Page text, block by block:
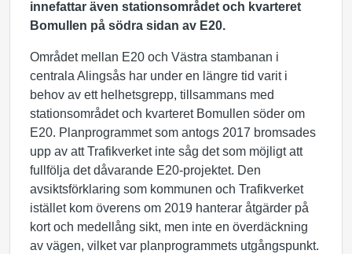
innefattar även stationsområdet och kvarteret
Bomullen på södra sidan av E20.
Området mellan E20 och Västra stambanan i
centrala Alingsås har under en längre tid varit i
behov av ett helhetsgrepp, tillsammans med
stationsområdet och kvarteret Bomullen söder om
E20. Planprogrammet som antogs 2017 bromsades
upp av att Trafikverket inte såg det som möjligt att
fullfölja det dåvarande E20-projektet. Den
avsiktsförklaring som kommunen och Trafikverket
istället kom överens om 2019 hanterar åtgärder på
kort och medellång sikt, men inte en överdäckning
av vägen, vilket var planprogrammets utgångspunkt.